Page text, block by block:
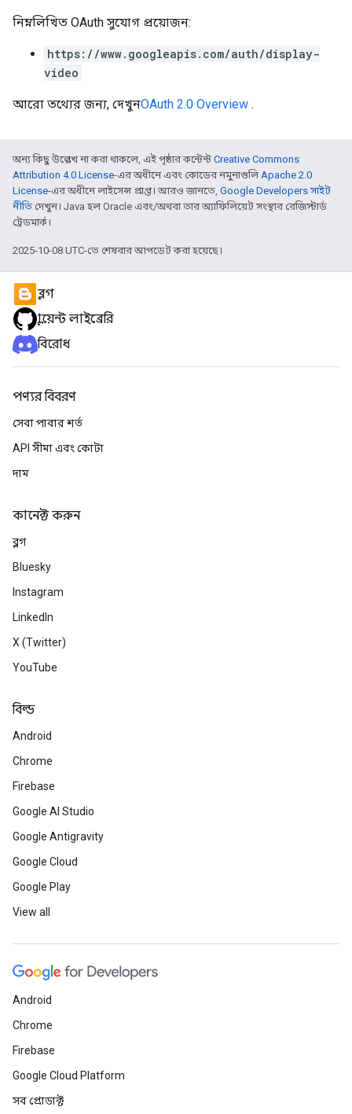
নিম্নলিখিত OAuth সুযোগ প্রয়োজন:
https://www.googleapis.com/auth/display-
video
আরো তথ্যের জন্য, দেখুনOAuth 2.0 Overview .
অন্য কিছু উল্লেখ না করা থাকলে, এই পৃষ্ঠার কন্টেন্ট Creative Commons
Attribution 4.0 License-এর অধীনে এবং কোডের নমুনাগুলিApache 2.0
License-এর অধীনে লাইসেন্স প্রাপ্ত। আরও জানতে, Google Developers সাইট
নীতি দেখুন। Java হল Oracle এবং/অথবা তার অ্যাফিলিয়েট সংস্থার রেজিস্টার্ড
ট্রেডমার্ক।
2025-10-08 UTC-তে শেষবার আপডেট করা হয়েছে।
ব্লগ
ক্লায়েন্ট লাইব্রেরি
বিরোধ
পণ্যর বিবরণ
সেবা পাবার শর্ত
API সীমা এবং কোটা
দাম
কানেক্ট করুন
ব্লগ
Bluesky
Instagram
LinkedIn
X (Twitter)
YouTube
বিল্ড
Android
Chrome
Firebase
Google AI Studio
Google Antigravity
Google Cloud
Google Play
View all
Android
Chrome
Firebase
Google Cloud Platform
সব প্রোডাক্ট